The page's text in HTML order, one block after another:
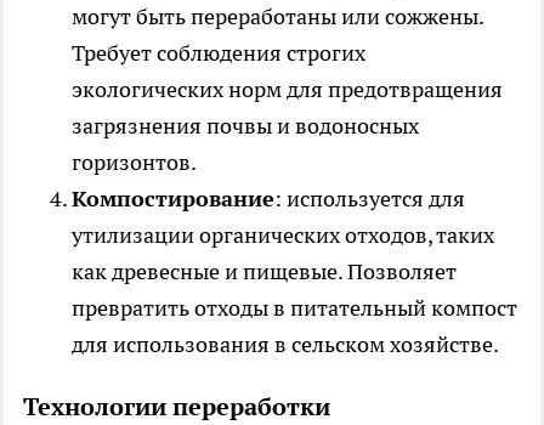
могут быть переработаны или сожжены.
Требует соблюдения строгих
экологических норм для предотвращения
загрязнения почвы и водоносных
горизонтов.
Компостирование: используется для
утилизации органических отходов, таких
как древесные и пищевые. Позволяет
превратить отходы в питательный компост
для использования в сельском хозяйстве.
Технологии переработки